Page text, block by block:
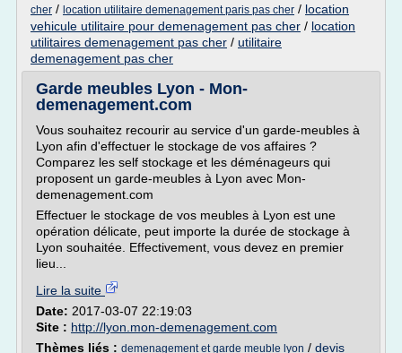
cher / location utilitaire demenagement paris pas cher / location
vehicule utilitaire pour demenagement pas cher / location
utilitaires demenagement pas cher / utilitaire
demenagement pas cher
Garde meubles Lyon - Mon-
demenagement.com
Vous souhaitez recourir au service d'un garde-meubles à
Lyon afin d'effectuer le stockage de vos affaires ?
Comparez les self stockage et les déménageurs qui
proposent un garde-meubles à Lyon avec Mon-
demenagement.com
Effectuer le stockage de vos meubles à Lyon est une
opération délicate, peut importe la durée de stockage à
Lyon souhaitée. Effectivement, vous devez en premier
lieu...
Lire la suite
Date: 2017-03-07 22:19:03
Site : http://lyon.mon-demenagement.com
Thèmes liés : demenagement et garde meuble lyon / devis